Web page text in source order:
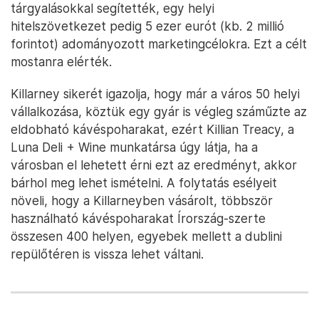
tárgyalásokkal segítették, egy helyi
hitelszövetkezet pedig 5 ezer eurót (kb. 2 millió
forintot) adományozott marketingcélokra. Ezt a célt
mostanra elérték.
Killarney sikerét igazolja, hogy már a város 50 helyi
vállalkozása, köztük egy gyár is végleg száműzte az
eldobható kávéspoharakat, ezért Killian Treacy, a
Luna Deli + Wine munkatársa úgy látja, ha a
városban el lehetett érni ezt az eredményt, akkor
bárhol meg lehet ismételni. A folytatás esélyeit
növeli, hogy a Killarneyben vásárolt, többször
használható kávéspoharakat Írország-szerte
összesen 400 helyen, egyebek mellett a dublini
repülőtéren is vissza lehet váltani.